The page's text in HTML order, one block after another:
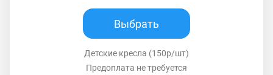
Выбрать
Детские кресла (150р/шт)
Предоплата не требуется